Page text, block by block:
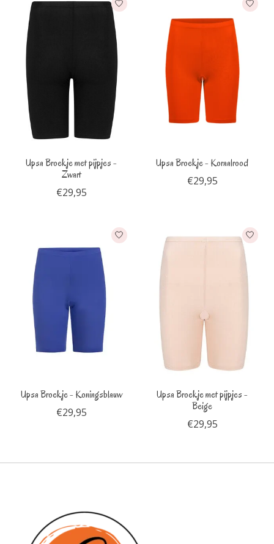
Upsa Broekje met pijpjes -
Zwart
€29,95
Upsa Broekje - Koraalrood
€29,95
Upsa Broekje - Koningsblauw
€29,95
Upsa Broekje met pijpjes -
Beige
€29,95